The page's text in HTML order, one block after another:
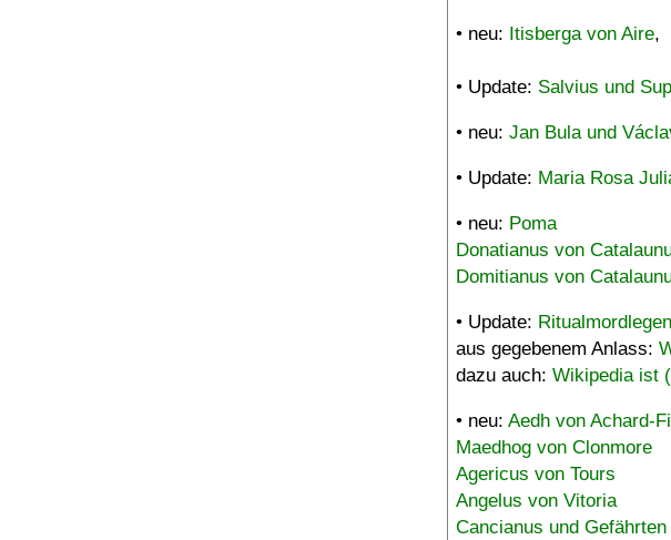
• neu: Itisberga von Aire,
• Update: Salvius und
• neu: Jan Bula und
• Update: Maria Rosa
• neu: Poma
Donatianus von
Domitianus von
• Update:
aus gegebenem Anlass:
dazu auch: Wikipedia ist
• neu: Aedh von Achard-
Maedhog von Clonmore
Agericus von Tours
Angelus von Vitoria
Cancianus und Gefährten